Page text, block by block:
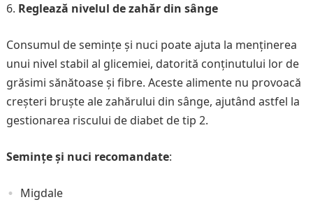
Reglează nivelul de zahăr din sânge
Consumul de semințe și nuci poate ajuta la menținerea
unui nivel stabil al glicemiei, datorită conținutului lor de
grăsimi sănătoase și fibre. Aceste alimente nu provoacă
creșteri bruște ale zahărului din sânge, ajutând astfel la
gestionarea riscului de diabet de tip 2.
Semințe și nuci recomandate:
Migdale